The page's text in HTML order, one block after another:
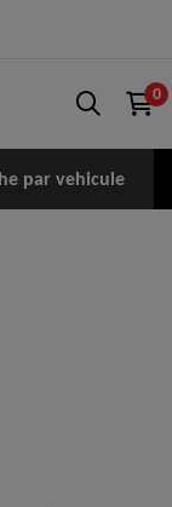
0
par vehicule